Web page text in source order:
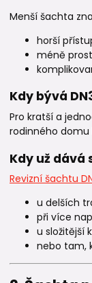
Menší šachta
horší
méně
Kdy bývá
Pro kratší a
rodinného domu
Kdy už dává
Revizní šachtu
u delších
při více
u složitější
nebo tam,